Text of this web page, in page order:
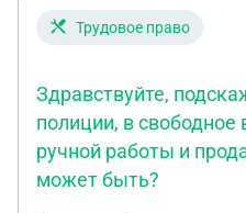
Трудовое право
Здравствуйте,
полиции, в
ручной работы и
может быть?